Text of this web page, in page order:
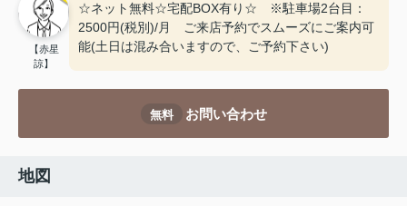
【赤星
諒】
☆ネット無料☆宅配BOX有り☆ ※駐車場2台目：
2500円(税別)/月 ご来店予約でスムーズにご案内可
能(土日は混み合いますので、ご予約下さい)
無料 お問い合わせ
地図